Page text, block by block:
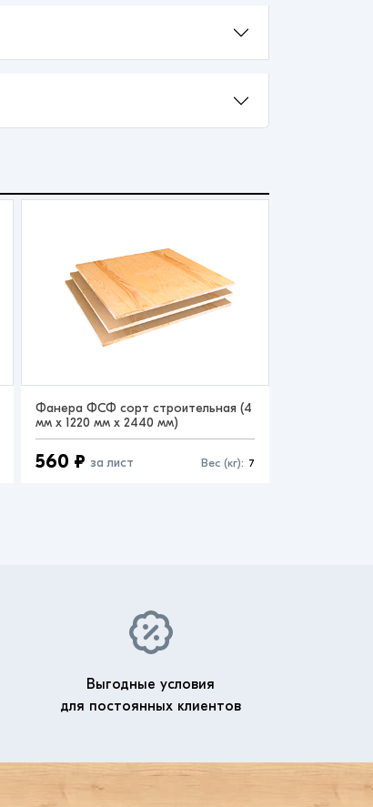
Фанера ФСФ сорт строительная (4
мм x 1220 мм x 2440 мм)
560 ₽ за лист Вес (кг): 7
Выгодные условия
для постоянных клиентов